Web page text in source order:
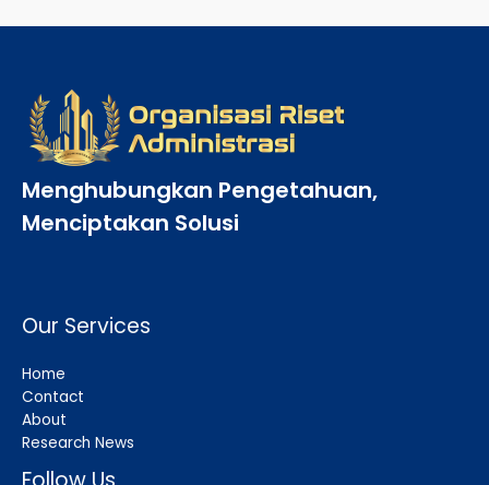
Menghubungkan Pengetahuan,
Menciptakan Solusi
Our Services
Home
Contact
About
Research News